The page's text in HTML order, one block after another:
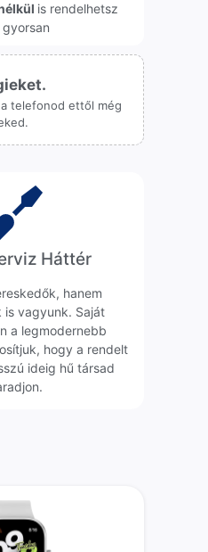
is rendelhetsz
telefonod ettől még
Háttér
hanem
is vagyunk. Saját
a legmodernebb
hogy a rendelt
ideig hű társad